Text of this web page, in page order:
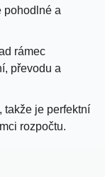
pohodlné a
rámec
převodu a
takže je perfektní
rozpočtu.